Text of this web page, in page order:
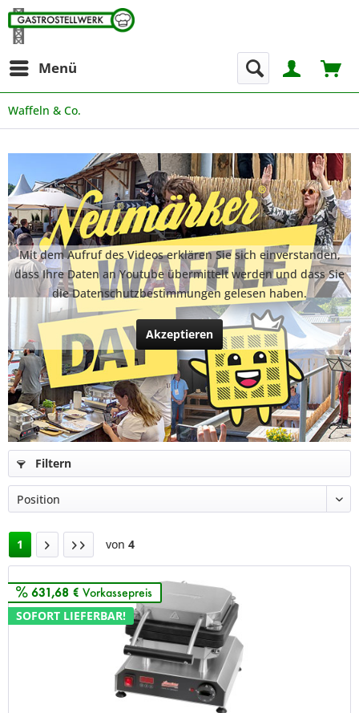
Menü
Waffeln & Co.
Mit dem Aufruf des Videos erklären Sie sich einverstanden,
dass Ihre Daten an Youtube übermittelt werden und dass Sie
die Datenschutzbestimmungen gelesen haben.
Akzeptieren
Filtern
1 von 4
631,68 € Vorkassepreis
SOFORT LIEFERBAR!